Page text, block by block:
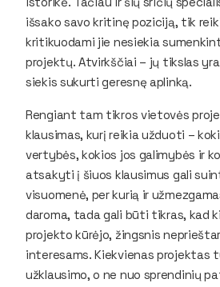
išsako savo kritinę poziciją, tik
kritikuodami jie nesiekia
projektų. Atvirkščiai – jų tikslas
siekis sukurti geresnę aplinką.
Rengiant tam tikros vietovės
klausimas, kurį reikia užduoti –
vertybės, kokios jos galimybės ir
atsakyti į šiuos klausimus gali
visuomenė, per kurią ir
daroma, tada gali būti tikras, kad
projekto kūrėjo, žingsnis
interesams. Kiekvienas projektas
užklausimo, o ne nuo sprendinių